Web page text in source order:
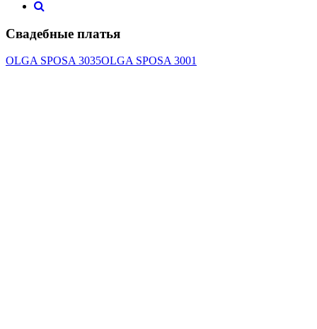
Свадебные платья
OLGA SPOSA 3035OLGA SPOSA 3001